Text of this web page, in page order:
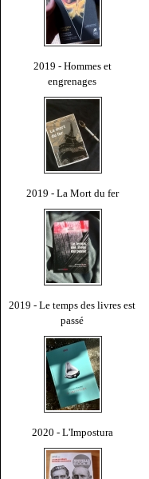
2019 - Hommes et
engrenages
2019 - La Mort du fer
2019 - Le temps des livres est
passé
2020 - L'Impostura